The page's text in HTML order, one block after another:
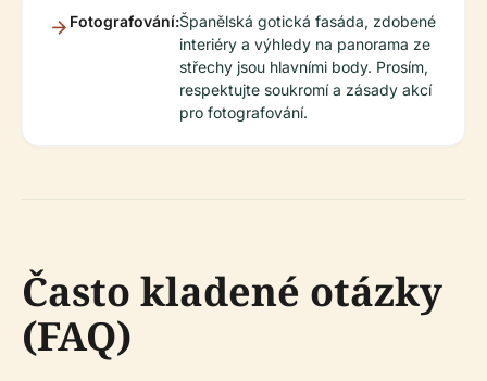
Fotografování:Španělská gotická fasáda, zdobené
interiéry a výhledy na panorama ze
střechy jsou hlavními body. Prosím,
respektujte soukromí a zásady akcí
pro fotografování.
Často kladené otázky
(FAQ)